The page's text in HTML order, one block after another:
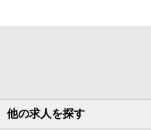
他の求人を探す